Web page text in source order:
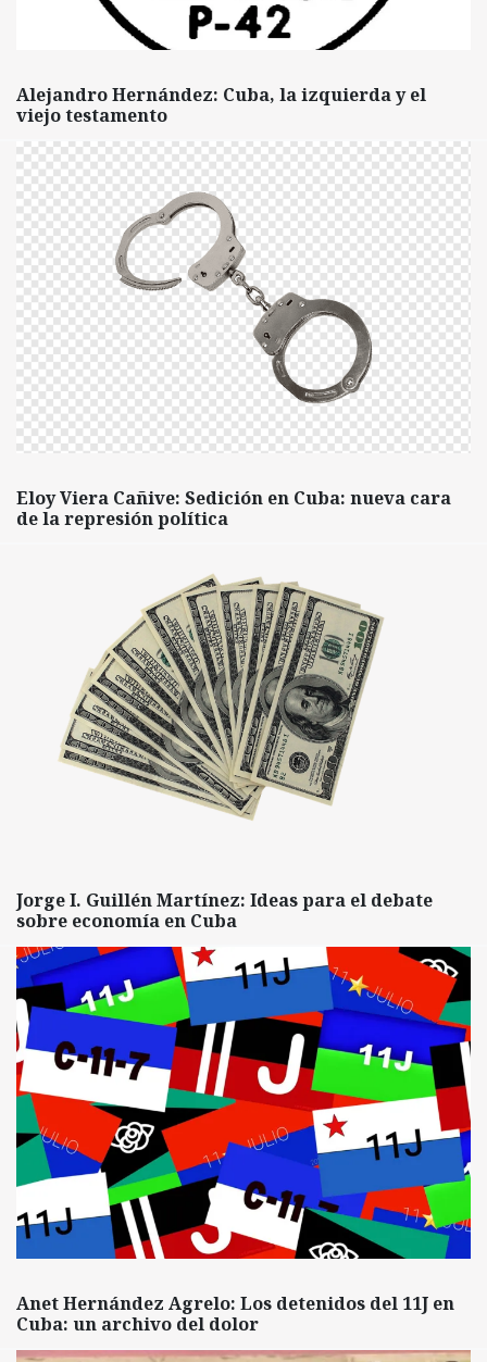
Alejandro Hernández: Cuba, la izquierda y el
viejo testamento
Eloy Viera Cañive: Sedición en Cuba: nueva cara
de la represión política
Jorge I. Guillén Martínez: Ideas para el debate
sobre economía en Cuba
Anet Hernández Agrelo: Los detenidos del 11J en
Cuba: un archivo del dolor